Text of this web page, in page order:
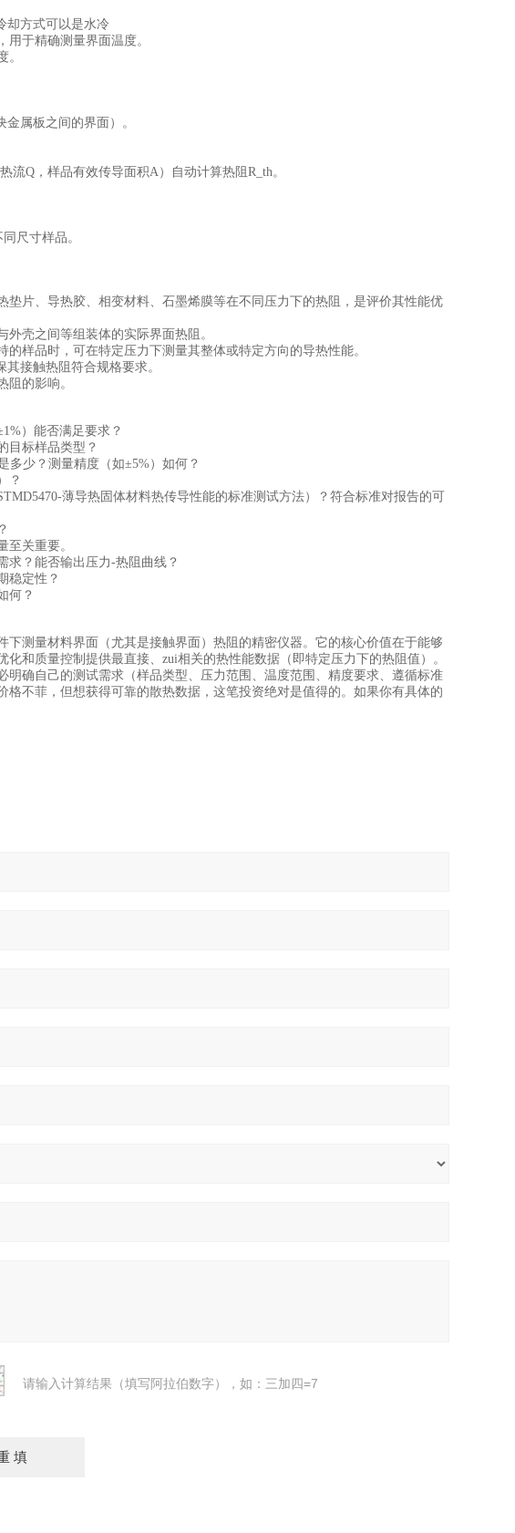
却方式可以是水冷
于精确测量界面温度。
。
属板之间的界面）。
流Q，样品有效传导面积A）自动计算热阻R_th。
尺寸样品。
片、导热胶、相变材料、石墨烯膜等在不同压力下的热阻，是评价其性能优
壳之间等组装体的实际界面热阻。
样品时，可在特定压力下测量其整体或特定方向的导热性能。
接触热阻符合规格要求。
的影响。
）能否满足要求？
目标样品类型？
多少？测量精度（如±5%）如何？
？
薄导热固体材料热传导性能的标准测试方法）？符合标准对报告的可
关重要。
求？能否输出压力-热阻曲线？
稳定性？
何？
测量材料界面（尤其是接触界面）热阻‌的精密仪器。它的核心价值在于能够
和质量控制提供‌最直接、zui相关的热性能数据‌（即特定压力下的热阻值）。
确自己的测试需求（样品类型、压力范围、温度范围、精度要求、遵循标准
不菲，但想获得可靠的散热数据，这笔投资绝对是值得的。如果你有具体的
请输入计算结果（填写阿拉伯数字），如：三加四=7